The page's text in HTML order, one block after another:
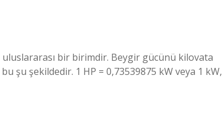
uluslararası bir birimdir. Beygir gücünü kilovata
şu şekildedir. 1 HP = 0,73539875 kW veya 1 kW,